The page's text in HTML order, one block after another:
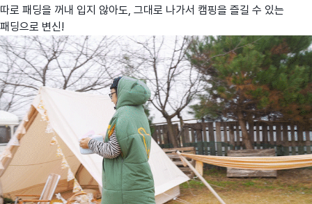
따로 패딩을 꺼내 입지 않아도, 그대로 나가서 캠핑을 즐길 수 있는
패딩으로 변신!